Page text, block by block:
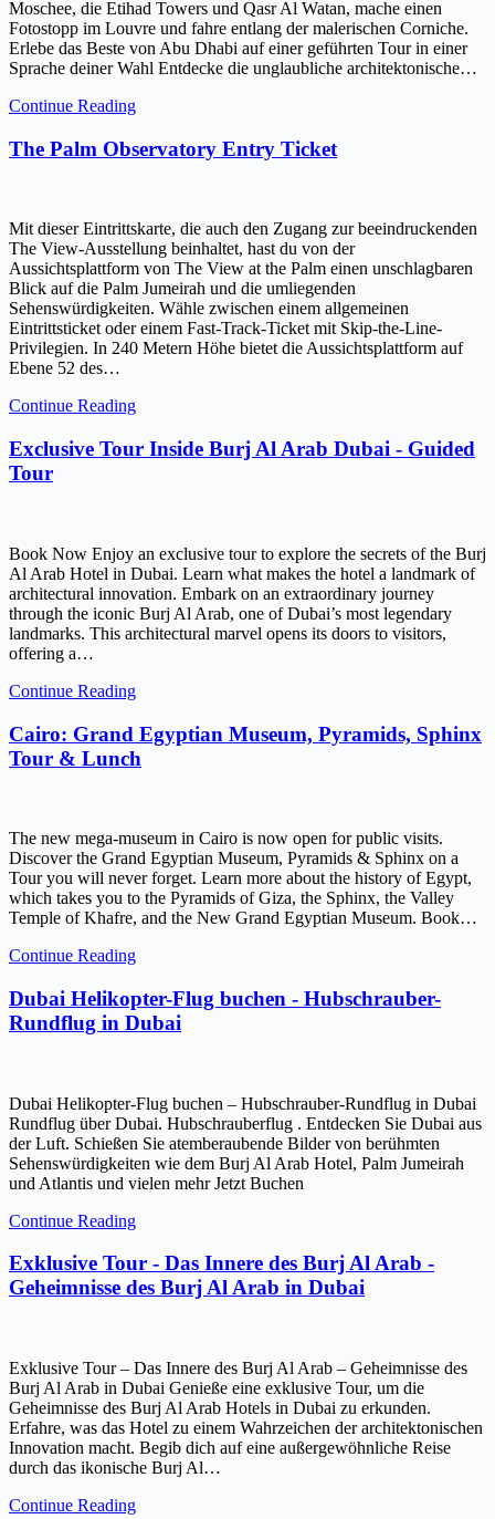
Moschee, die Etihad Towers und Qasr Al Watan, mache einen
Fotostopp im Louvre und fahre entlang der malerischen Corniche.
Erlebe das Beste von Abu Dhabi auf einer geführten Tour in einer
Sprache deiner Wahl Entdecke die unglaubliche architektonische…
Continue Reading
The Palm Observatory Entry Ticket
Mit dieser Eintrittskarte, die auch den Zugang zur beeindruckenden
The View-Ausstellung beinhaltet, hast du von der
Aussichtsplattform von The View at the Palm einen unschlagbaren
Blick auf die Palm Jumeirah und die umliegenden
Sehenswürdigkeiten. Wähle zwischen einem allgemeinen
Eintrittsticket oder einem Fast-Track-Ticket mit Skip-the-Line-
Privilegien. In 240 Metern Höhe bietet die Aussichtsplattform auf
Ebene 52 des…
Continue Reading
Exclusive Tour Inside Burj Al Arab Dubai - Guided
Tour
Book Now Enjoy an exclusive tour to explore the secrets of the Burj
Al Arab Hotel in Dubai. Learn what makes the hotel a landmark of
architectural innovation. Embark on an extraordinary journey
through the iconic Burj Al Arab, one of Dubai’s most legendary
landmarks. This architectural marvel opens its doors to visitors,
offering a…
Continue Reading
Cairo: Grand Egyptian Museum, Pyramids, Sphinx
Tour & Lunch
The new mega-museum in Cairo is now open for public visits.
Discover the Grand Egyptian Museum, Pyramids & Sphinx on a
Tour you will never forget. Learn more about the history of Egypt,
which takes you to the Pyramids of Giza, the Sphinx, the Valley
Temple of Khafre, and the New Grand Egyptian Museum. Book…
Continue Reading
Dubai Helikopter-Flug buchen - Hubschrauber-
Rundflug in Dubai
Dubai Helikopter-Flug buchen – Hubschrauber-Rundflug in Dubai
Rundflug über Dubai. Hubschrauberflug . Entdecken Sie Dubai aus
der Luft. Schießen Sie atemberaubende Bilder von berühmten
Sehenswürdigkeiten wie dem Burj Al Arab Hotel, Palm Jumeirah
und Atlantis und vielen mehr Jetzt Buchen
Continue Reading
Exklusive Tour - Das Innere des Burj Al Arab -
Geheimnisse des Burj Al Arab in Dubai
Exklusive Tour – Das Innere des Burj Al Arab – Geheimnisse des
Burj Al Arab in Dubai Genieße eine exklusive Tour, um die
Geheimnisse des Burj Al Arab Hotels in Dubai zu erkunden.
Erfahre, was das Hotel zu einem Wahrzeichen der architektonischen
Innovation macht. Begib dich auf eine außergewöhnliche Reise
durch das ikonische Burj Al…
Continue Reading